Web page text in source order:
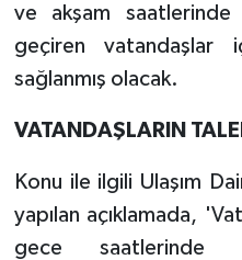
ve akşam
geçiren vatandaşlar
sağlanmış olacak.
VATANDAŞLARIN
Konu ile ilgili Ulaşım
yapılan açıklamada,
gece saatlerinde